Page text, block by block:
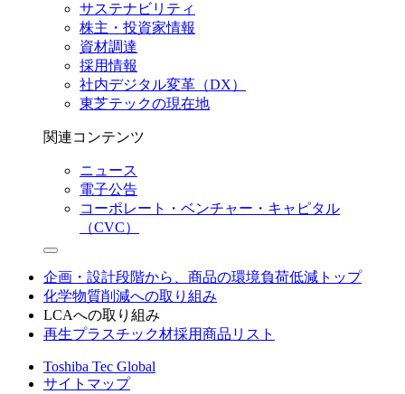
サステナビリティ
株主・投資家情報
資材調達
採用情報
社内デジタル変革（DX）
東芝テックの現在地
関連コンテンツ
ニュース
電子公告
コーポレート・ベンチャー・キャピタル
（CVC）
企画・設計段階から、商品の環境負荷低減トップ
化学物質削減への取り組み
LCAへの取り組み
再生プラスチック材採用商品リスト
Toshiba Tec Global
サイトマップ